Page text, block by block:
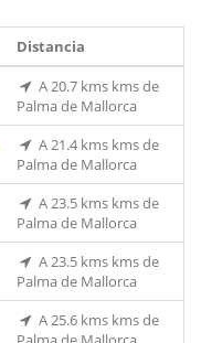
Distancia
A 20.7 kms kms de
Palma de Mallorca
A 21.4 kms kms de
Palma de Mallorca
A 23.5 kms kms de
Palma de Mallorca
A 23.5 kms kms de
Palma de Mallorca
A 25.6 kms kms de